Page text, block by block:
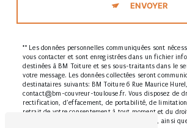
ENVOYER
** Les données personnelles communiquées sont
vous contacter et sont enregistrées dans un fichier
destinées à BM Toiture et ses sous-traitants dans le
votre message. Les données collectées seront
destinataires suivants: BM Toiture 6 Rue Maurice
contact@bm-couvreur-toulouse.fr. Vous disposez de
rectification, d’effacement, de portabilité, de
retrait de votre consentement à tout moment et du
réclamation auprès d’une autorité de contrôle, ainsi